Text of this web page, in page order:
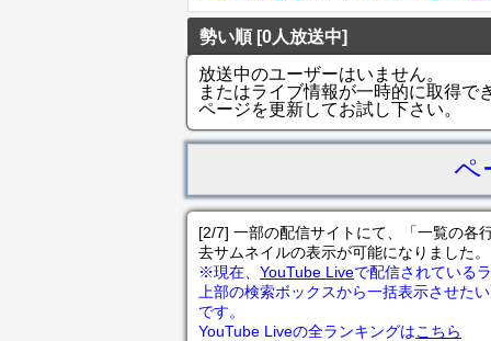
勢い順 [0人放送中]
放送中のユーザーはいません。
またはライブ情報が一時的に取得で
ページを更新してお試し下さい。
ペ
[2/7] 一部の配信サイトにて、「一覧の各
去サムネイルの表示が可能になりました。
※現在、 YouTube Liveで配信されている
上部の検索ボックスから一括表示させた
です。
YouTube Liveの全ランキングはこちら